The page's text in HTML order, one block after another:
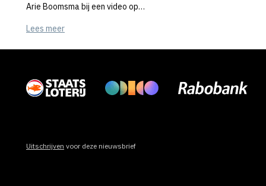
Arie Boomsma bij een video op…
Lees meer
Uitschrijven voor deze nieuwsbrief